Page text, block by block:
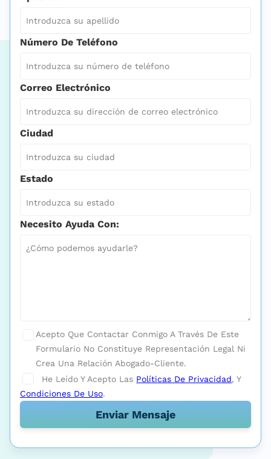
Número De Teléfono
Correo Electrónico
Ciudad
Estado
Necesito Ayuda Con:
Acepto Que Contactar Conmigo A Través De Este
Formulario No Constituye Representación Legal Ni
Crea Una Relación Abogado-Cliente.
He Leído Y Acepto Las Políticas De Privacidad, Y
Condiciones De Uso.